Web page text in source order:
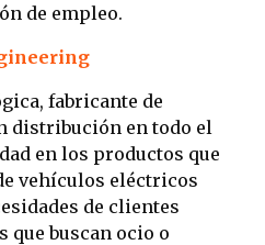
de empleo.
fabricante de
distribución en todo el
en los productos que
vehículos eléctricos
de clientes
que buscan ocio o